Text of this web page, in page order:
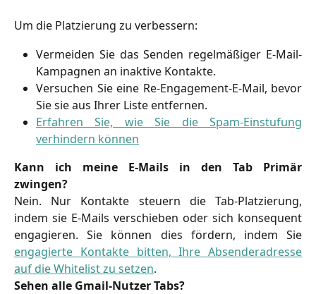
Um die Platzierung zu verbessern:
Vermeiden Sie das Senden regelmäßiger E-Mail-
Kampagnen an inaktive Kontakte.
Versuchen Sie eine Re-Engagement-E-Mail, bevor
Sie sie aus Ihrer Liste entfernen.
Erfahren Sie, wie Sie die Spam-Einstufung
verhindern können
Kann ich meine E-Mails in den Tab Primär
zwingen?
Nein. Nur Kontakte steuern die Tab-Platzierung,
indem sie E-Mails verschieben oder sich konsequent
engagieren. Sie können dies fördern, indem Sie
engagierte Kontakte bitten, Ihre Absenderadresse
auf die Whitelist zu setzen.
Sehen alle Gmail-Nutzer Tabs?